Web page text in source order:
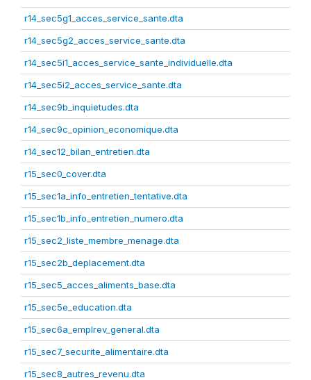
r14_sec5g1_acces_service_sante.dta
r14_sec5g2_acces_service_sante.dta
r14_sec5i1_acces_service_sante_individuelle.dta
r14_sec5i2_acces_service_sante.dta
r14_sec9b_inquietudes.dta
r14_sec9c_opinion_economique.dta
r14_sec12_bilan_entretien.dta
r15_sec0_cover.dta
r15_sec1a_info_entretien_tentative.dta
r15_sec1b_info_entretien_numero.dta
r15_sec2_liste_membre_menage.dta
r15_sec2b_deplacement.dta
r15_sec5_acces_aliments_base.dta
r15_sec5e_education.dta
r15_sec6a_emplrev_general.dta
r15_sec7_securite_alimentaire.dta
r15_sec8_autres_revenu.dta